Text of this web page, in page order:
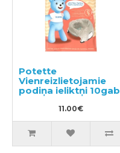
Potette
Vienreizlietojamie
podiņa ieliktņi 10gab
11.00€